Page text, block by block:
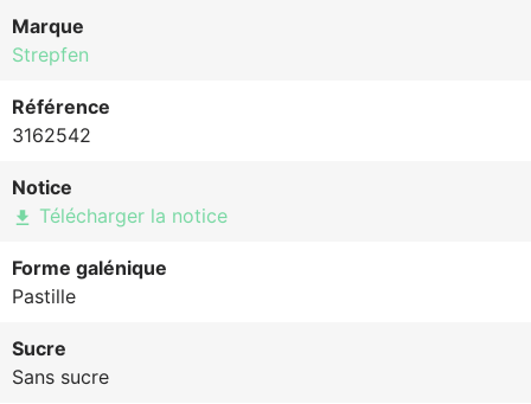
Marque
Strepfen
Référence
3162542
Notice
file_download Télécharger la notice
Forme galénique
Pastille
Sucre
Sans sucre